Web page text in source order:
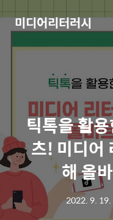
미디어리터러시
틱톡을 활
츠! 미디어
해 올
2022. 9.